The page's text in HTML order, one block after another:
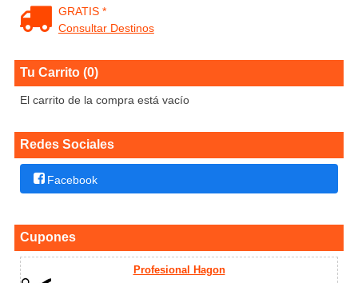
GRATIS *
Consultar Destinos
Tu Carrito (0)
El carrito de la compra está vacío
Redes Sociales
Facebook
Cupones
Profesional Hagon